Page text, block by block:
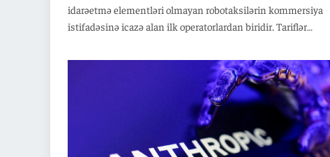
idarəetmə elementləri olmayan robotaksilərin kommersiya
istifadəsinə icazə alan ilk operatorlardan biridir. Tariflər
əsasən hesablanacaq. NHTSA xidmətə məhdud sayda
avtomobil üçün icazə versə də, təhlükəsizliklə bağlı əlavə